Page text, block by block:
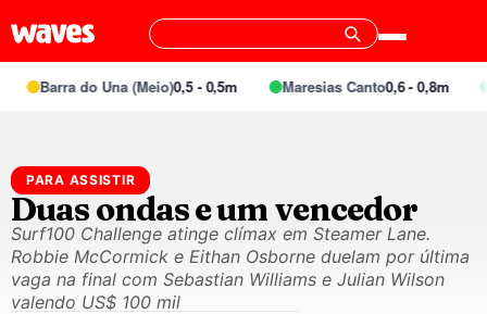
Barra do Una (Meio)0,5 - 0,5m Maresias Canto0,6 - 0,8m
PARA ASSISTIR
Duas ondas e um vencedor
Surf100 Challenge atinge clímax em Steamer Lane.
Robbie McCormick e Eithan Osborne duelam por última
vaga na final com Sebastian Williams e Julian Wilson
valendo US$ 100 mil